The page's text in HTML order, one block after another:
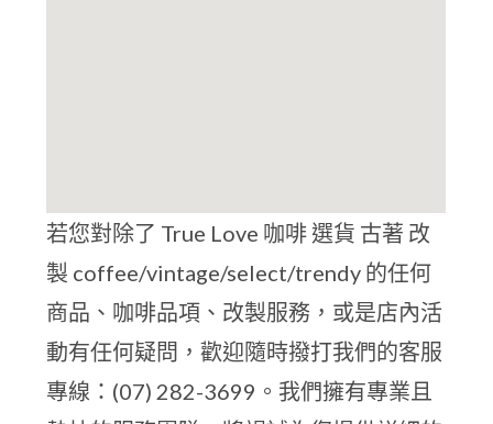
若您對除了 True Love 咖啡 選貨 古著 改
製 coffee/vintage/select/trendy 的任何
商品、咖啡品項、改製服務，或是店內活
動有任何疑問，歡迎隨時撥打我們的客服
專線：(07) 282-3699。我們擁有專業且